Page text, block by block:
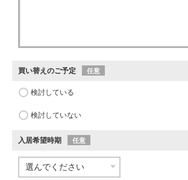
買い替えのご予定 任意
検討している
検討していない
入居希望時期 任意